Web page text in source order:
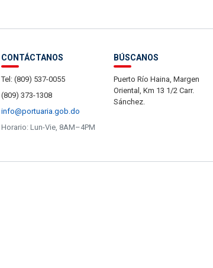
CONTÁCTANOS
Tel: (809) 537-0055
(809) 373-1308
info@portuaria.gob.do
Horario: Lun-Vie, 8AM–4PM
BÚSCANOS
Puerto Río Haina, Margen
Oriental, Km 13 1/2 Carr.
Sánchez.